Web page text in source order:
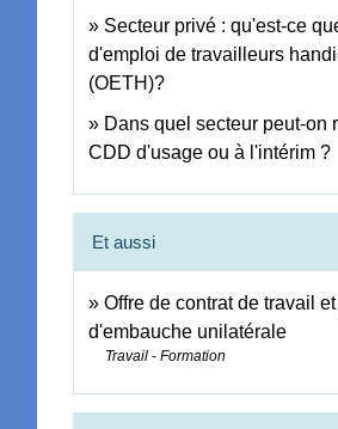
Secteur privé : qu'est-ce
d'emploi de travailleurs
(OETH)?
Dans quel secteur peut-on
CDD d'usage ou à l'intérim ?
Et aussi
Offre de contrat de travail
d'embauche unilatérale
Travail - Formation